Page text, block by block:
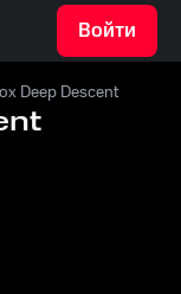
Войти
Deep Descent